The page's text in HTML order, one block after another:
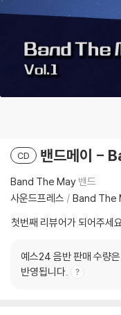
CD 밴드메이 -
Band The May 밴드
사운드프레스 / Band The
첫번째 리뷰어가 되어주세
예스24 음반 판매 수량은
반영됩니다.